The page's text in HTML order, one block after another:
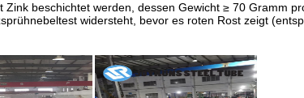
beschichtet werden, dessen Gewicht ≥ 70 Gramm
widersteht, bevor es roten Rost zeigt